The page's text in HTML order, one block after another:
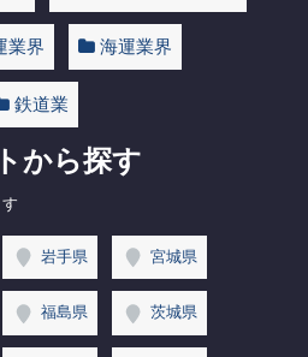
業界 海運業界
鉄道業
から探す
岩手県 宮城県
福島県 茨城県